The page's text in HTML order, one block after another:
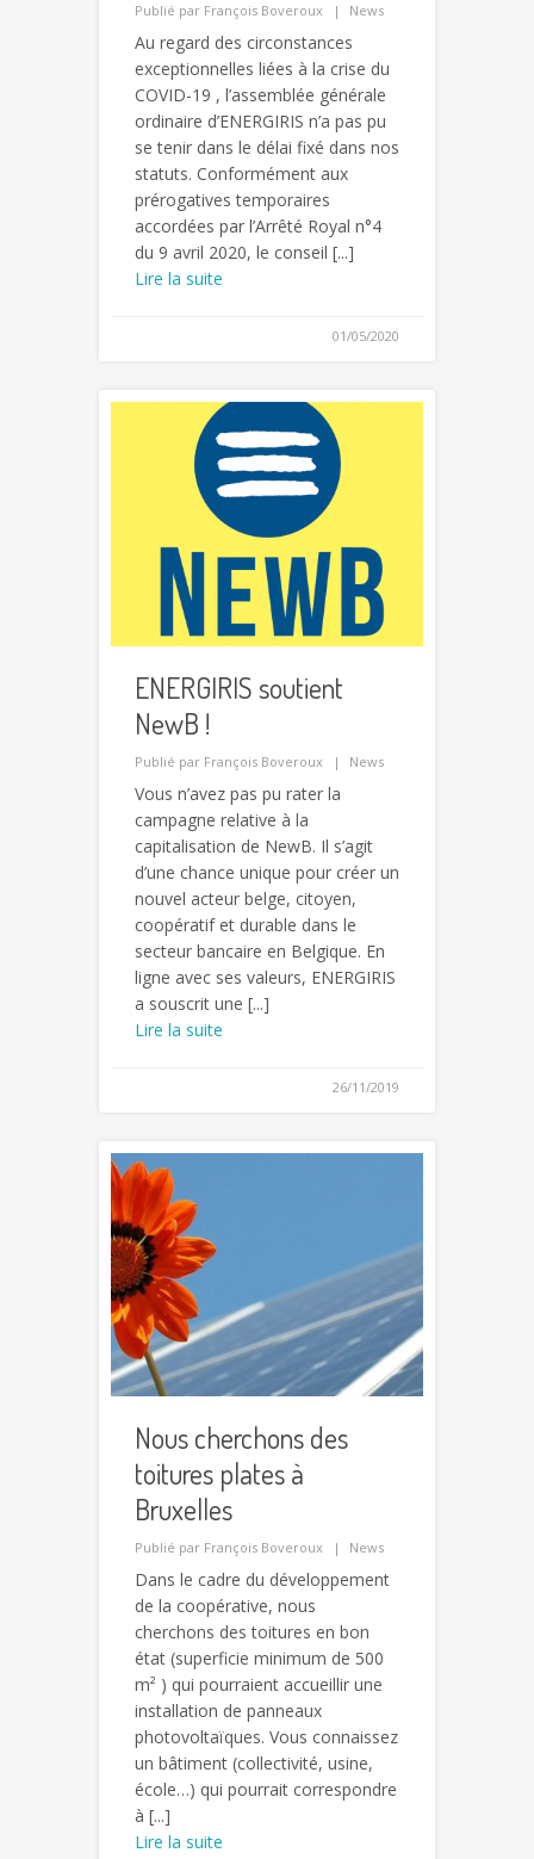
Publié par François Boveroux News
Au regard des circonstances
exceptionnelles liées à la crise du
COVID-19 , l’assemblée générale
ordinaire d’ENERGIRIS n’a pas pu
se tenir dans le délai fixé dans nos
statuts. Conformément aux
prérogatives temporaires
accordées par l’Arrêté Royal n°4
du 9 avril 2020, le conseil [...]
Lire la suite
01/05/2020
ENERGIRIS soutient
NewB !
Publié par François Boveroux News
Vous n’avez pas pu rater la
campagne relative à la
capitalisation de NewB. Il s’agit
d’une chance unique pour créer un
nouvel acteur belge, citoyen,
coopératif et durable dans le
secteur bancaire en Belgique. En
ligne avec ses valeurs, ENERGIRIS
a souscrit une [...]
Lire la suite
26/11/2019
Nous cherchons des
toitures plates à
Bruxelles
Publié par François Boveroux News
Dans le cadre du développement
de la coopérative, nous
cherchons des toitures en bon
état (superficie minimum de 500
m² ) qui pourraient accueillir une
installation de panneaux
photovoltaïques. Vous connaissez
un bâtiment (collectivité, usine,
école…) qui pourrait correspondre
à [...]
Lire la suite